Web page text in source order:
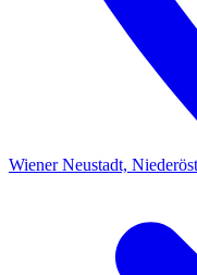
Wiener Neustadt,